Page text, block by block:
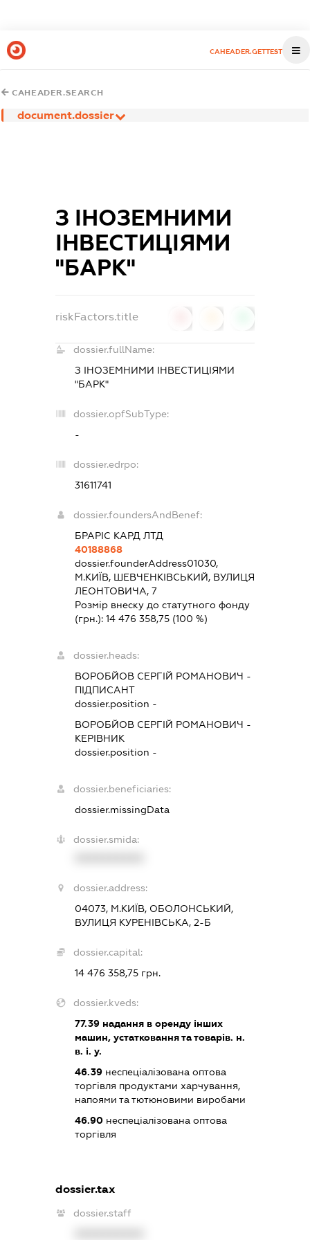
CAHEADER.GETTEST
CAHEADER.SEARCH
document.dossier
З ІНОЗЕМНИМИ
ІНВЕСТИЦІЯМИ
"БАРК"
riskFactors.title
dossier.fullName:
З ІНОЗЕМНИМИ ІНВЕСТИЦІЯМИ
"БАРК"
dossier.opfSubType:
-
dossier.edrpo:
31611741
dossier.foundersAndBenef:
БРАРІС КАРД ЛТД
40188868
dossier.founderAddress01030,
М.КИЇВ, ШЕВЧЕНКІВСЬКИЙ, ВУЛИЦЯ
ЛЕОНТОВИЧА, 7
Розмір внеску до статутного фонду
(грн.): 14 476 358,75(100 %)
dossier.heads:
ВОРОБЙОВ СЕРГІЙ РОМАНОВИЧ -
ПІДПИСАНТ
dossier.position -
ВОРОБЙОВ СЕРГІЙ РОМАНОВИЧ -
КЕРІВНИК
dossier.position -
dossier.beneficiaries:
dossier.missingData
dossier.smida:
dossier.address:
04073, М.КИЇВ, ОБОЛОНСЬКИЙ,
ВУЛИЦЯ КУРЕНІВСЬКА, 2-Б
dossier.capital:
14 476 358,75 грн.
dossier.kveds:
77.39надання в оренду інших
машин, устатковання та товарів. н.
в. і. у.
46.39неспеціалізована оптова
торгівля продуктами харчування,
напоями та тютюновими виробами
46.90неспеціалізована оптова
торгівля
dossier.tax
dossier.staff